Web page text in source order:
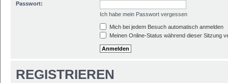
Passwort:
Ich habe mein Passwort vergessen
Mich bei jedem Besuch automatisch anmelden
Meinen Online-Status während dieser Sitzung
REGISTRIEREN